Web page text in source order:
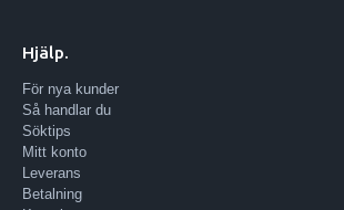
Hjälp.
För nya kunder
Så handlar du
Söktips
Mitt konto
Leverans
Betalning